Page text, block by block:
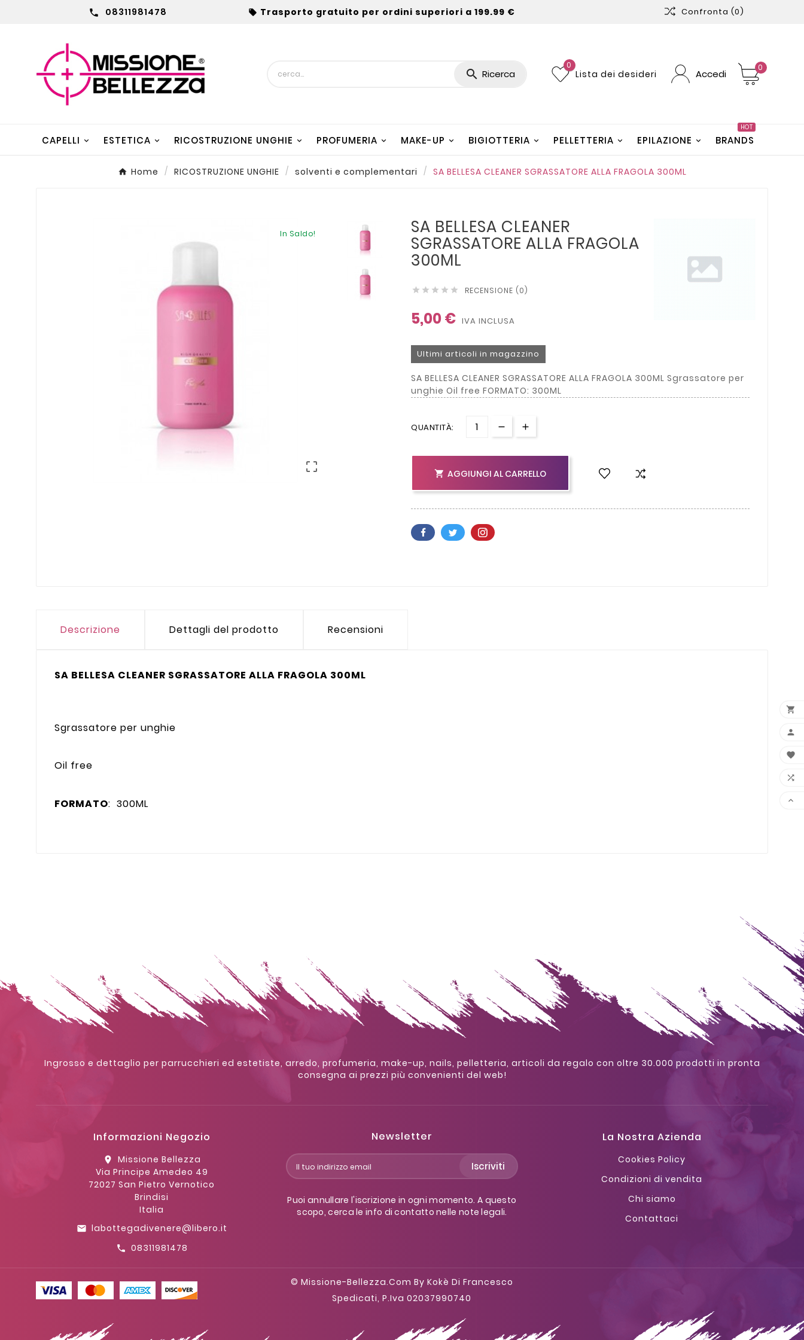
 08311981478  Trasporto gratuito per ordini superiori a 199.99 € Confronta (0)
 Ricerca
0
Lista dei desideri Accedi
0
CAPELLI ESTETICA RICOSTRUZIONE UNGHIE PROFUMERIA MAKE-UP BIGIOTTERIA PELLETTERIA EPILAZIONE BRANDS
HOT
Home RICOSTRUZIONE UNGHIE solventi e complementari SA BELLESA CLEANER SGRASSATORE ALLA FRAGOLA 300ML
In Saldo!

SA BELLESA CLEANER
SGRASSATORE ALLA FRAGOLA
300ML
     RECENSIONE (0)
5,00 € IVA INCLUSA
Ultimi articoli in magazzino
SA BELLESA CLEANER SGRASSATORE ALLA FRAGOLA 300ML Sgrassatore per
unghie Oil free FORMATO: 300ML
QUANTITÀ:
 AGGIUNGI AL CARRELLO
Descrizione Dettagli del prodotto Recensioni
SA BELLESA CLEANER SGRASSATORE ALLA FRAGOLA 300ML
Sgrassatore per unghie
Oil free
FORMATO: 300ML
Ingrosso e dettaglio per parrucchieri ed estetiste, arredo, profumeria, make-up, nails, pelletteria, articoli da regalo con oltre 30.000 prodotti in pronta
consegna ai prezzi più convenienti del web!
Informazioni Negozio
location_on
Missione Bellezza
Via Principe Amedeo 49
72027 San Pietro Vernotico
Brindisi
Italia
email labottegadivenere@libero.it
call 08311981478
Newsletter
Iscriviti
Puoi annullare l'iscrizione in ogni momento. A questo
scopo, cerca le info di contatto nelle note legali.
La Nostra Azienda
Cookies Policy
Condizioni di vendita
Chi siamo
Contattaci





© Missione-Bellezza.com By Kokè Di Francesco
Spedicati, P.iva 02037990740